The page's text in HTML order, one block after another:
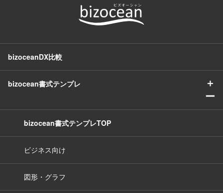
bizoceanDX比較
bizocean書式テンプレ
＋
ー
bizocean書式テンプレTOP
ビジネス向け
図形・グラフ